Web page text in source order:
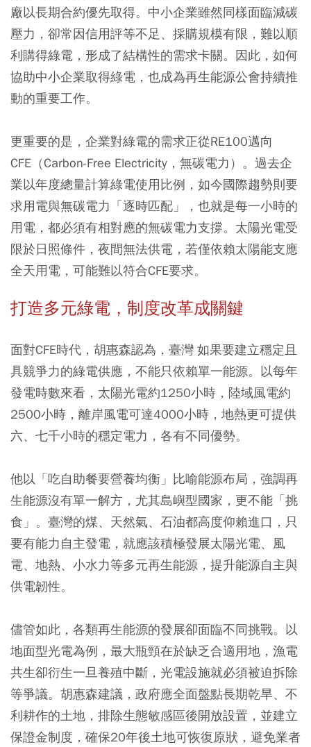
廠以長期合約優先取得。中小企業雖然同樣面臨減碳
壓力，卻常因信用評等不足、採購規模有限，難以順
利購得綠電，形成了結構性的需求卡關。因此，如何
協助中小企業取得綠電，也成為再生能源公會持續推
動的重要工作。
更重要的是，企業對綠電的需求正從RE100邁向
CFE（Carbon-Free Electricity，無碳電力）。過去企
業以年度總量計算綠電使用比例，如今國際趨勢則要
求用電與無碳電力「逐時匹配」，也就是每一小時的
用電，都必須有相對應的無碳電力支撐。太陽光電受
限於日照條件，夜間無法供電，若僅依賴太陽能支應
全天用電，可能難以符合CFE要求。
打造多元綠電，制度改革成關鍵
面對CFE時代，胡惠森認為，臺灣 如果要建立穩定且
具競爭力的綠電供應，不能只依賴單一能源。以每年
發電時數來看，太陽光電約1250小時，陸域風電約
2500小時，離岸風電可達4000小時，地熱更可提供
六、七千小時的穩定電力，各有不同優勢。
他以「吃自助餐要營養均衡」比喻能源布局，強調再
生能源沒有單一解方，尤其島嶼型國家，更不能「挑
食」。臺灣的煤、天然氣、石油都高度仰賴進口，只
要有能力自主發電，就應該積極發展太陽光電、風
電、地熱、小水力等多元再生能源，提升能源自主與
供電韌性。
儘管如此，各類再生能源的發展卻面臨不同挑戰。以
地面型光電為例，最大瓶頸在於缺乏合適用地，漁電
共生卻衍生一旦養殖中斷，光電設施就必須被迫拆除
等爭議。胡惠森建議，政府應全面盤點長期乾旱、不
利耕作的土地，排除生態敏感區後開放設置，並建立
保證金制度，確保20年後土地可恢復原狀，避免業者